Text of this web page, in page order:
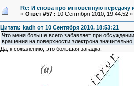
Re: И снова про мгновенную
« Ответ #57 : 10 Сентября 2010, 19:44:52 »
Цитата: kadh от 10 Сентября 2010, 18:53:21
Что меня больше всего забавляет при
вращения на поверхности электрона
Да, к сожалению, это большая загадка: